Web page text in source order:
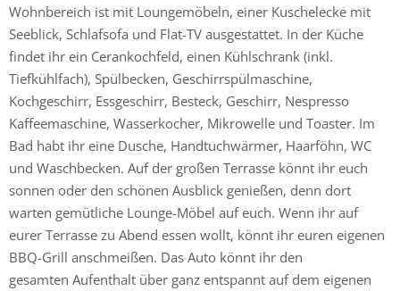
Wohnbereich ist mit Loungemöbeln, einer Kuschelecke mit
Seeblick, Schlafsofa und Flat-TV ausgestattet. In der Küche
findet ihr ein Cerankochfeld, einen Kühlschrank (inkl.
Tiefkühlfach), Spülbecken, Geschirrspülmaschine,
Kochgeschirr, Essgeschirr, Besteck, Geschirr, Nespresso
Kaffeemaschine, Wasserkocher, Mikrowelle und Toaster. Im
Bad habt ihr eine Dusche, Handtuchwärmer, Haarföhn, WC
und Waschbecken. Auf der großen Terrasse könnt ihr euch
sonnen oder den schönen Ausblick genießen, denn dort
warten gemütliche Lounge-Möbel auf euch. Wenn ihr auf
eurer Terrasse zu Abend essen wollt, könnt ihr euren eigenen
BBQ-Grill anschmeißen. Das Auto könnt ihr den
gesamten Aufenthalt über ganz entspannt auf dem eigenen